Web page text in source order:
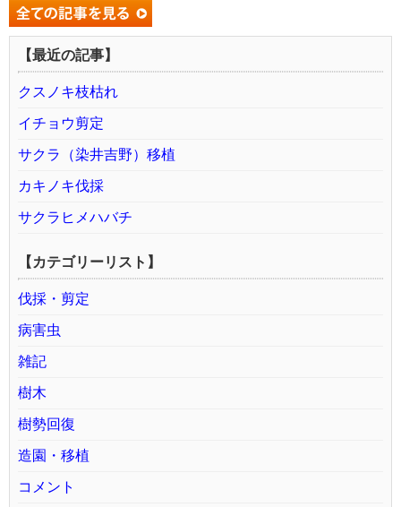
【最近の記事】
クスノキ枝枯れ
イチョウ剪定
サクラ（染井吉野）移植
カキノキ伐採
サクラヒメハバチ
【カテゴリーリスト】
伐採・剪定
病害虫
雑記
樹木
樹勢回復
造園・移植
コメント